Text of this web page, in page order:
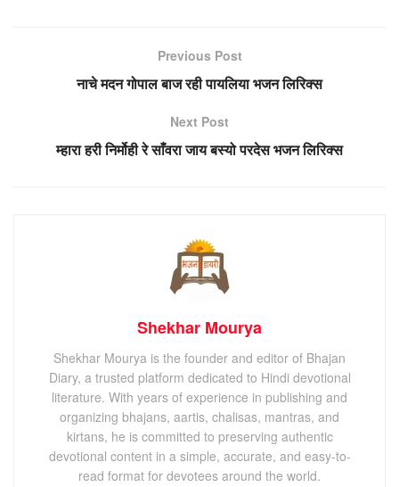
Previous Post
नाचे मदन गोपाल बाज रही पायलिया भजन लिरिक्स
Next Post
म्हारा हरी निर्मोही रे साँवरा जाय बस्यो परदेस भजन लिरिक्स
Shekhar Mourya
Shekhar Mourya is the founder and editor of Bhajan
Diary, a trusted platform dedicated to Hindi devotional
literature. With years of experience in publishing and
organizing bhajans, aartis, chalisas, mantras, and
kirtans, he is committed to preserving authentic
devotional content in a simple, accurate, and easy-to-
read format for devotees around the world.